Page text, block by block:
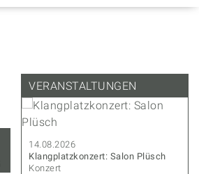
VERANSTALTUNGEN
14.08.2026
Klangplatzkonzert: Salon Plüsch
Konzert